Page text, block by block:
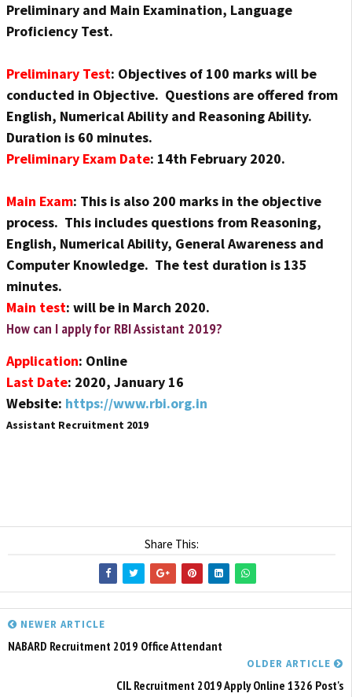
Preliminary and Main Examination, Language
Proficiency Test.
Preliminary Test: Objectives of 100 marks will be
conducted in Objective. Questions are offered from
English, Numerical Ability and Reasoning Ability.
Duration is 60 minutes.
Preliminary Exam Date: 14th February 2020.
Main Exam: This is also 200 marks in the objective
process. This includes questions from Reasoning,
English, Numerical Ability, General Awareness and
Computer Knowledge. The test duration is 135
minutes.
Main test: will be in March 2020.
How can I apply for RBI Assistant 2019?
Application: Online
Last Date: 2020, January 16
Website: https://www.rbi.org.in
Assistant Recruitment 2019
Share This:
NEWER ARTICLE
NABARD Recruitment 2019 Office Attendant
OLDER ARTICLE
CIL Recruitment 2019 Apply Online 1326 Post's